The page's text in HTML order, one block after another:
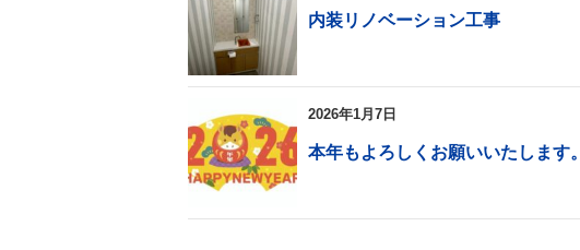
内装リノベーション工事
2026年1月7日
本年もよろしくお願いいたします。